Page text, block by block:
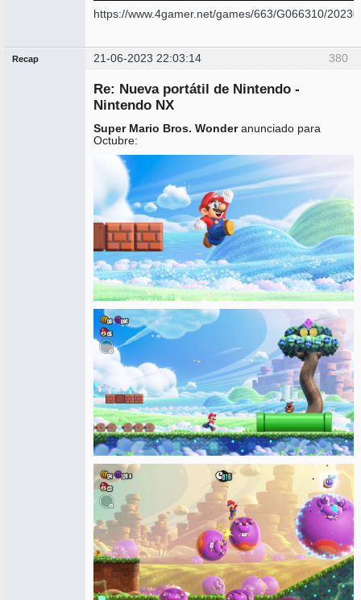
https://www.4gamer.net/games/663/G066310/
380
Recap 21-06-2023 22:03:14
Re: Nueva portátil de Nintendo -
Nintendo NX
Super Mario Bros. Wonderanunciado para
Octubre: